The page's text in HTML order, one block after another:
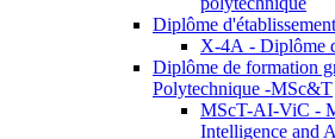
Diplôme d'établissement
X-4A - Diplôme
Diplôme de formation
Polytechnique -MSc&T
MScT-AI-ViC -
Intelligence and